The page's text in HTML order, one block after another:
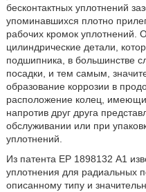
бесконтактных уплотнений
упоминавшихся плотно
рабочих кромок уплотнений.
цилиндрические детали,
подшипника, в большинстве
посадки, и тем самым,
образование коррозии в
расположение колец,
напротив друг друга
обслуживании или при
уплотнений.
Из патента ЕР 1898132 А1
уплотнения для радиальных
описанному типу и